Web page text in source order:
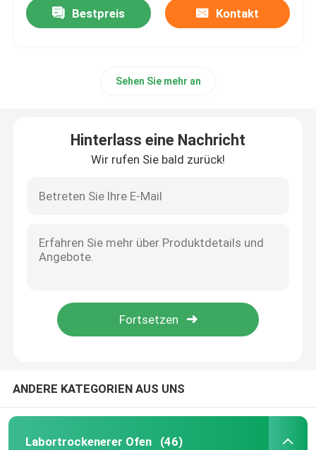
Bestpreis Kontakt
Sehen Sie mehr an
Hinterlass eine Nachricht
Wir rufen Sie bald zurück!
ANDERE KATEGORIEN AUS UNS
Labortrockenerer Ofen (46)